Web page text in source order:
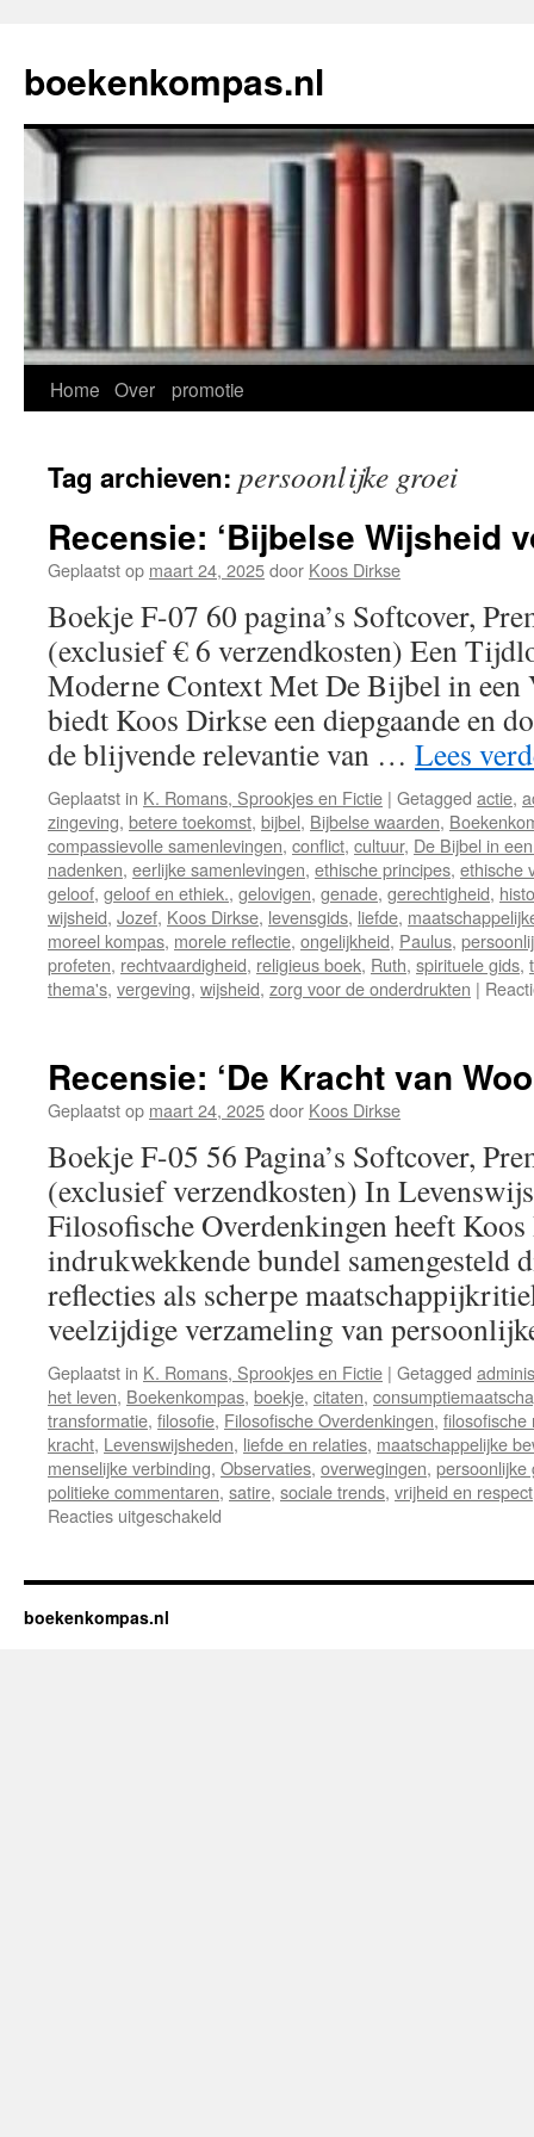
de
inhoud
boekenkompas.nl
Home Over promotie
Tag archieven: persoonlijke groei
Recensie: ‘Bijbelse Wijsheid
Geplaatst op maart 24, 2025door Koos Dirkse
Boekje F-07 60 pagina’s Softcover,
(exclusief € 6 verzendkosten) Een
Moderne Context Met De Bijbel in een
biedt Koos Dirkse een diepgaande en
de blijvende relevantie van … Lees
Geplaatst in K. Romans, Sprookjes en Fictie | Getagged actie,
zingeving, betere toekomst, bijbel, Bijbelse waarden,
compassievolle samenlevingen, conflict, cultuur, De Bijbel in
nadenken, eerlijke samenlevingen, ethische principes, ethische
geloof, geloof en ethiek., gelovigen, genade, gerechtigheid,
wijsheid, Jozef, Koos Dirkse, levensgids, liefde,
moreel kompas, morele reflectie, ongelijkheid, Paulus,
profeten, rechtvaardigheid, religieus boek, Ruth, spirituele gids,
thema's, vergeving, wijsheid, zorg voor de onderdrukten |
Recensie: ‘De Kracht van
Geplaatst op maart 24, 2025door Koos Dirkse
Boekje F-05 56 Pagina’s Softcover,
(exclusief verzendkosten) In
Filosofische Overdenkingen heeft
indrukwekkende bundel samengesteld
reflecties als scherpe
veelzijdige verzameling van
Geplaatst in K. Romans, Sprookjes en Fictie | Getagged
het leven, Boekenkompas, boekje, citaten,
transformatie, filosofie, Filosofische Overdenkingen, filosofische
kracht, Levenswijsheden, liefde en relaties, maatschappelijke
menselijke verbinding, Observaties, overwegingen, persoonlijke
politieke commentaren, satire, sociale trends, vrijheid en respect
Reacties uitgeschakeld
Kracht
boekenkompas.nl